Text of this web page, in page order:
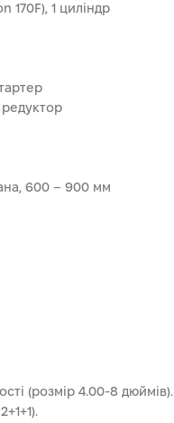
170F), 1 циліндр
600 – 900 мм
(розмір 4.00-8 дюймів).